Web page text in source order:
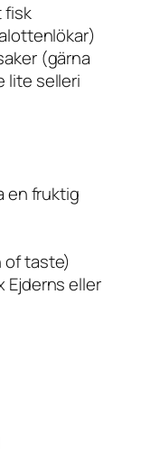
fisk
(gärna
lite selleri
en fruktig
of taste)
Ejderns eller